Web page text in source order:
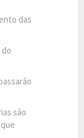
das
são